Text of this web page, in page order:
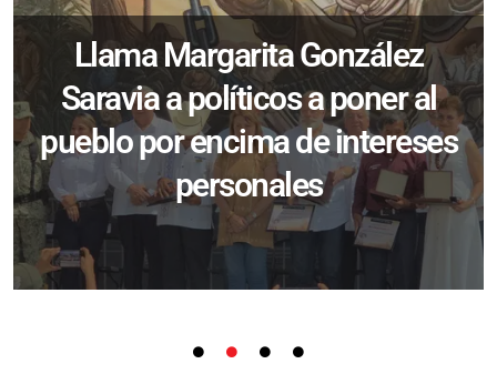
Llama Margarita González
Saravia a políticos a poner al
pueblo por encima de intereses
personales